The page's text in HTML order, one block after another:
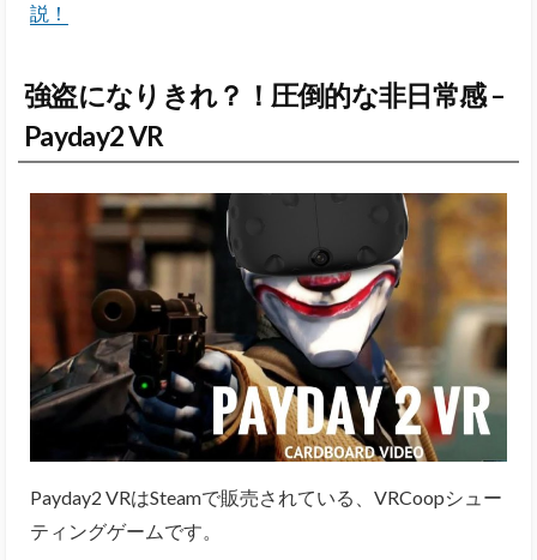
説！
強盗になりきれ？！圧倒的な非日常感 –
Payday2 VR
Payday2 VRはSteamで販売されている、VRCoopシュー
ティングゲームです。